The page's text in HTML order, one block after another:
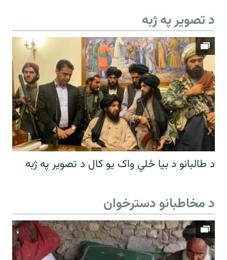
د تصویر په ژبه
د طالبانو د بیا ځلي واک یو کال د تصویر په ژبه
د مخاطبانو دسترخوان